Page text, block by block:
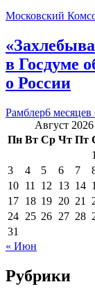
Московский
в Госдуме
о России
Рамблер6 месяцев
Август 2026
Пн Вт Ср Чт Пт
1
3
4 5 6 7
10 11 12 13 14
17 18 19 20 21
24 25 26 27 28
31
« Июн
Рубрики